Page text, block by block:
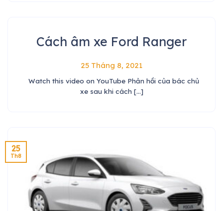
Cách âm xe Ford Ranger
25 Tháng 8, 2021
Watch this video on YouTube Phản hồi của bác chủ
xe sau khi cách [...]
25
Th8